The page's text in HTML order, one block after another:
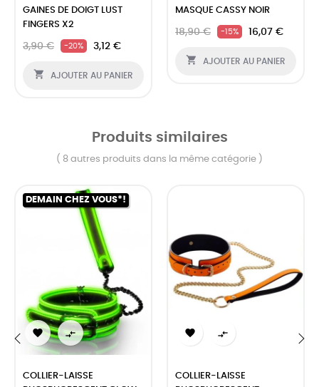
GAINES DE DOIGT LUST
FINGERS X2
3,90 € -20% 3,12 €
 AJOUTER AU PANIER
MASQUE CASSY NOIR
18,90 € -15% 16,07 €
 AJOUTER AU PANIER
Produits similaires
( 8 autres produits dans la même catégorie )
DEMAIN CHEZ VOUS*!
 
COLLIER-LAISSE
 
COLLIER-LAISSE